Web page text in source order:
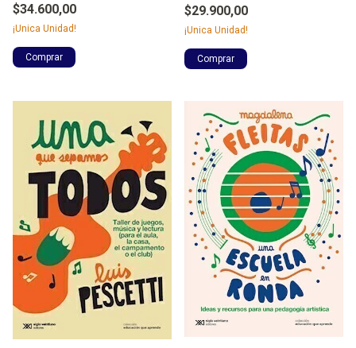
$34.600,00
¡Unica Unidad!
$29.900,00
¡Unica Unidad!